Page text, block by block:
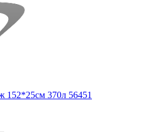
152*25см 370л 56451